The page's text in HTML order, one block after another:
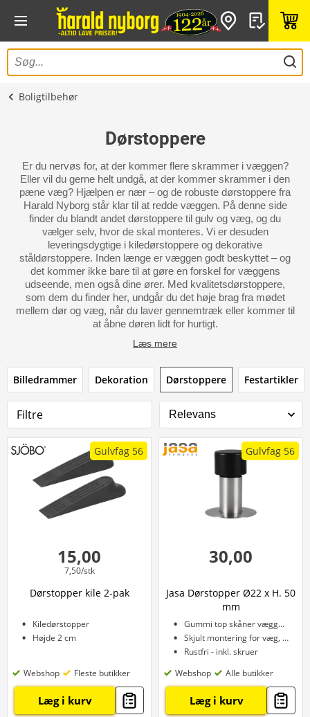
Boligtilbehør
Dørstoppere
Er du nervøs for, at der kommer flere skrammer i væggen?
Eller vil du gerne helt undgå, at der kommer skrammer i den
pæne væg? Hjælpen er nær – og de robuste dørstoppere fra
Harald Nyborg står klar til at redde væggen. På denne side
finder du blandt andet dørstoppere til gulv og væg, og du
vælger selv, hvor de skal monteres. Vi er desuden
leveringsdygtige i kiledørstoppere og dekorative
ståldørstoppere. Inden længe er væggen godt beskyttet – og
det kommer ikke bare til at gøre en forskel for væggens
udseende, men også dine ører. Med kvalitetsdørstoppere,
som dem du finder her, undgår du det høje brag fra mødet
mellem dør og væg, når du laver gennemtræk eller kommer til
at åbne døren lidt for hurtigt.
Læs mere
Billedrammer Dekoration Dørstoppere Festartikler
Filtre
Gulvfag 56
15,00
7,50/stk
Dørstopper kile 2-pak
Kiledørstopper
Højde 2 cm
Webshop Fleste butikker
Læg i kurv
Gulvfag 56
30,00
Jasa Dørstopper Ø22 x H. 50
mm
Gummi top skåner vægge og døre
Skjult montering for væg, eller gulv
Rustfri - inkl. skruer
Webshop
Alle butikker
Læg i kurv